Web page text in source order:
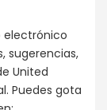
electrónico
sugerencias,
United
Puedes gota